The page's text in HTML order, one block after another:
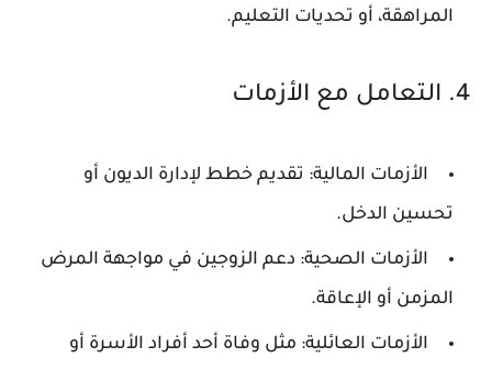
المراهقة، أو تحديات التعليم.
4. التعامل مع الأزمات
الأزمات المالية: تقديم خطط لإدارة الديون أو
تحسين الدخل.
الأزمات الصحية: دعم الزوجين في مواجهة المرض
المزمن أو الإعاقة.
الأزمات العائلية: مثل وفاة أحد أفراد الأسرة أو